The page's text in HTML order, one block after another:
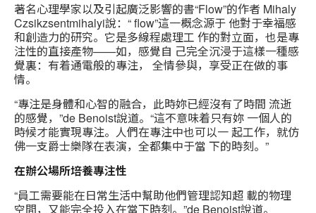
著名心理學家以及引起廣泛影響的書“Flow”的作者 Mihaly
Czsikzsentmihalyi說：“ flow”這一概念源于 他對于幸福感
和創造力的研究。它是多線程處理工 作的對立面，也是專
注性的直接產物——如，感覺自 己完全沉浸于這樣一種感
覺裏：有着通電般的專注， 全情參與，享受正在做的事
情。
“專注是身體和心智的融合，此時妳已經沒有了時間 流逝
的感覺，”de Benoist說道。“這不意味着只有妳 一個人的
時候才能實現專注。人們在專注中也可以一 起工作，就仿
佛一支爵士樂隊在表演，全都集中于當 下的時刻。”
在辦公場所培養專注性
“員工需要能在日常生活中幫助他們管理認知超 載的物理
空間，又能完全投入在當下時刻。”de Benoist說道。